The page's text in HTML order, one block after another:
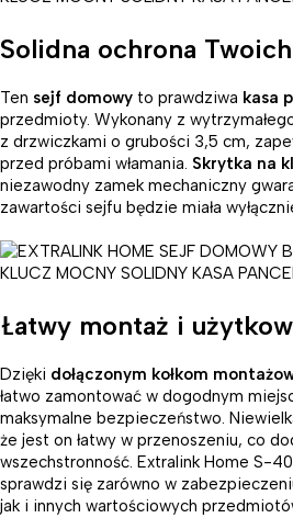
Solidna ochrona
Ten sejf domowy to prawdziwa kasa
przedmioty. Wykonany z
z drzwiczkami o grubości 3,5 cm,
przed próbami włamania. Skrytka na
niezawodny zamek mechaniczny
zawartości sejfu będzie miała
Łatwy montaż i
Dzięki dołączonym kołkom
łatwo zamontować w dogodnym
maksymalne bezpieczeństwo.
że jest on łatwy w przenoszeniu, co
wszechstronność. Extralink Home S-
sprawdzi się zarówno w
jak i innych wartościowych